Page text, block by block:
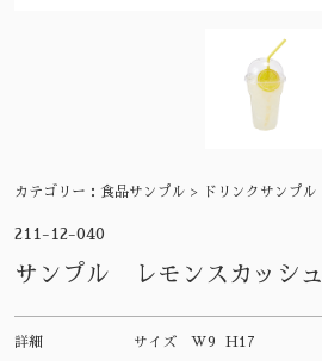
カテゴリー： 食品サンプル > ドリンクサンプル
211-12-040
サンプル レモンスカッシュ
詳細 サイズ W9 H17